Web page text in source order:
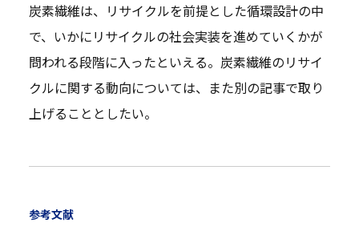
炭素繊維は、リサイクルを前提とした循環設計の中
で、いかにリサイクルの社会実装を進めていくかが
問われる段階に入ったといえる。炭素繊維のリサイ
クルに関する動向については、また別の記事で取り
上げることとしたい。
参考文献